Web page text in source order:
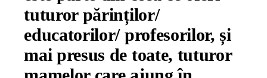
tuturor părinților/
educatorilor/ profesorilor, și
mai presus de toate, tuturor